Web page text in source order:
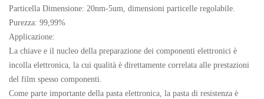
Particella Dimensione: 20nm-5um, dimensioni particelle regolabile.
Purezza: 99,99%
Applicazione:
La chiave e il nucleo della preparazione dei componenti elettronici è
incolla elettronica, la cui qualità è direttamente correlata alle prestazioni
del film spesso componenti.
Come parte importante della pasta elettronica, la pasta di resistenza è